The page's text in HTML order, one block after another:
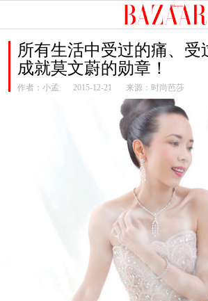
所有生活中受过的痛、受
成就莫文蔚的勋章！
作者： 小孟 2015-12-21 来源：时尚芭莎